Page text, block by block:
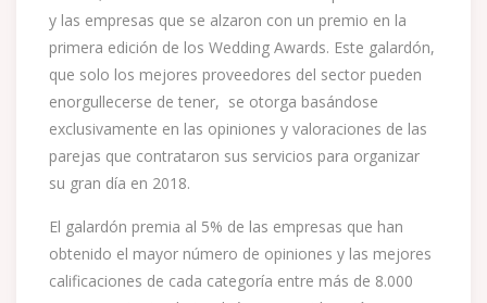
y las empresas que se alzaron con un premio en la
primera edición de los Wedding Awards. Este galardón,
que solo los mejores proveedores del sector pueden
enorgullecerse de tener, se otorga basándose
exclusivamente en las opiniones y valoraciones de las
parejas que contrataron sus servicios para organizar
su gran día en 2018.
El galardón premia al 5% de las empresas que han
obtenido el mayor número de opiniones y las mejores
calificaciones de cada categoría entre más de 8.000